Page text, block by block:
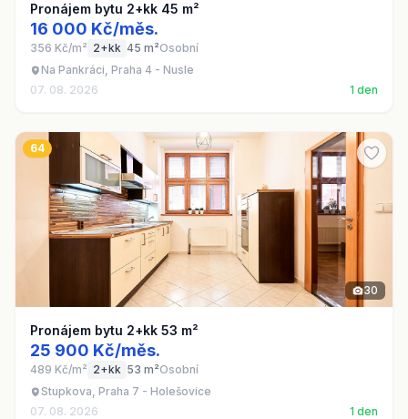
Pronájem bytu 2+kk 45 m²
16 000 Kč/měs.
356 Kč/m² 2+kk 45 m²Osobní
Na Pankráci, Praha 4 - Nusle
07. 08. 2026
1 den
64
30
Pronájem bytu 2+kk 53 m²
25 900 Kč/měs.
489 Kč/m² 2+kk 53 m²Osobní
Stupkova, Praha 7 - Holešovice
07. 08. 2026
1 den